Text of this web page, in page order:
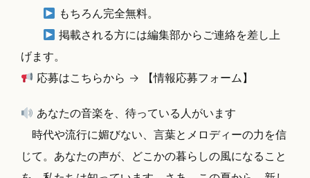
もちろん完全無料。
掲載される方には編集部からご連絡を差し上
げます。
応募はこちらから → 【情報応募フォーム】
あなたの音楽を、待っている人がいます
時代や流行に媚びない、言葉とメロディーの力を信
じて。あなたの声が、どこかの暮らしの風になること